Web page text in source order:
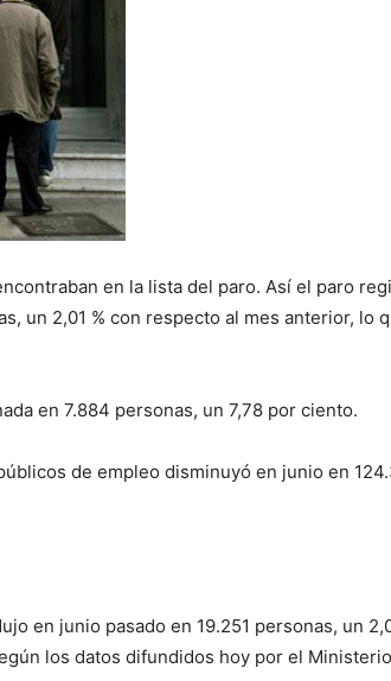
en la lista del paro. Así el paro
un 2,01 % con respecto al mes anterior, lo
en 7.884 personas, un 7,78 por ciento.
de empleo disminuyó en junio en
en junio pasado en 19.251 personas, un
los datos difundidos hoy por el